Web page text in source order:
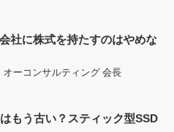
社に株式を持たすのはやめな
ーコンサルティング 会長
もう古い？スティック型SSD